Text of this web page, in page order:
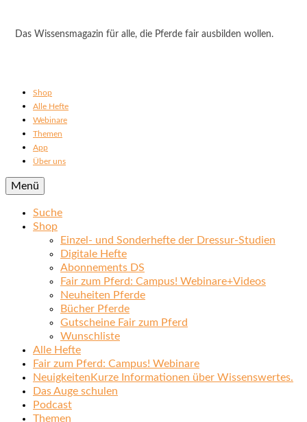
Das Wissensmagazin für alle, die Pferde fair ausbilden wollen.
Shop
Alle Hefte
Webinare
Themen
App
Über uns
Menü
Suche
Shop
Einzel- und Sonderhefte der Dressur-Studien
Digitale Hefte
Abonnements DS
Fair zum Pferd: Campus! Webinare+Videos
Neuheiten Pferde
Bücher Pferde
Gutscheine Fair zum Pferd
Wunschliste
Alle Hefte
Fair zum Pferd: Campus! Webinare
Neuigkeiten Kurze Informationen über Wissenswertes.
Das Auge schulen
Podcast
Themen